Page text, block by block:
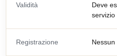
Validità
Deve
servizio
Registrazione Nessun